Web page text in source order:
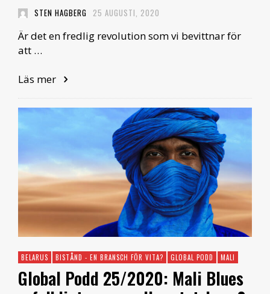
STEN HAGBERG 25 AUGUSTI, 2020
Är det en fredlig revolution som vi bevittnar för
att …
Läs mer
BELARUS BISTÅND - EN BRANSCH FÖR VITA? GLOBAL PODD MALI
Global Podd 25/2020: Mali Blues